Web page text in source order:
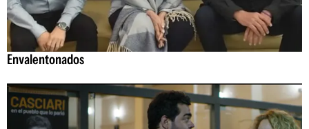
Envalentonados